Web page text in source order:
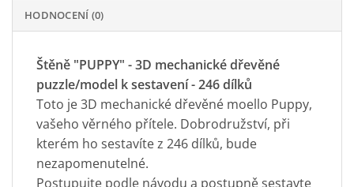
HODNOCENÍ (0)
Štěně "PUPPY" - 3D mechanické dřevěné
puzzle/model k sestavení - 246 dílků
Toto je 3D mechanické dřevěné moello Puppy,
vašeho věrného přítele. Dobrodružství, při
kterém ho sestavíte z 246 dílků, bude
nezapomenutelné.
Postupujte podle návodu a postupně sestavte